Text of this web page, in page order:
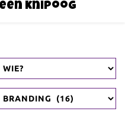
knipoog